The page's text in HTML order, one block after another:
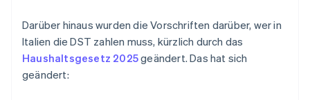
Darüber hinaus wurden die Vorschriften darüber, wer in
Italien die DST zahlen muss, kürzlich durch das
Haushaltsgesetz 2025geändert. Das hat sich
geändert: